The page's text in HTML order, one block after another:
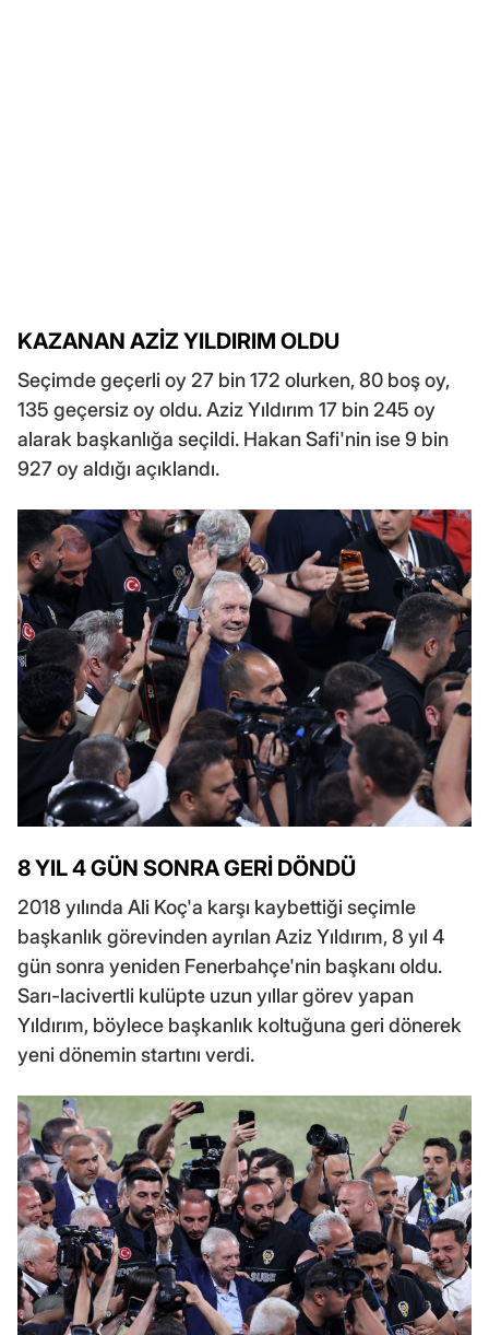
KAZANAN AZİZ YILDIRIM OLDU
Seçimde geçerli oy 27 bin 172 olurken, 80 boş oy,
135 geçersiz oy oldu. Aziz Yıldırım 17 bin 245 oy
alarak başkanlığa seçildi. Hakan Safi'nin ise 9 bin
927 oy aldığı açıklandı.
8 YIL 4 GÜN SONRA GERİ DÖNDÜ
2018 yılında Ali Koç'a karşı kaybettiği seçimle
başkanlık görevinden ayrılan Aziz Yıldırım, 8 yıl 4
gün sonra yeniden Fenerbahçe'nin başkanı oldu.
Sarı-lacivertli kulüpte uzun yıllar görev yapan
Yıldırım, böylece başkanlık koltuğuna geri dönerek
yeni dönemin startını verdi.